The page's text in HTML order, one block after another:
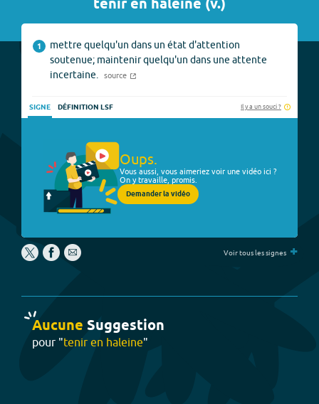
tenir en haleine (v.)
1
mettre quelqu'un dans un état d'attention
soutenue; maintenir quelqu'un dans une attente
incertaine.
source
SIGNE DÉFINITION LSF Il y a un souci ?
Oups.
Vous aussi, vous aimeriez voir une vidéo ici ?
On y travaille, promis.
Demander la vidéo
Voir tous les signes +
Aucune Suggestion
pour "tenir en haleine"